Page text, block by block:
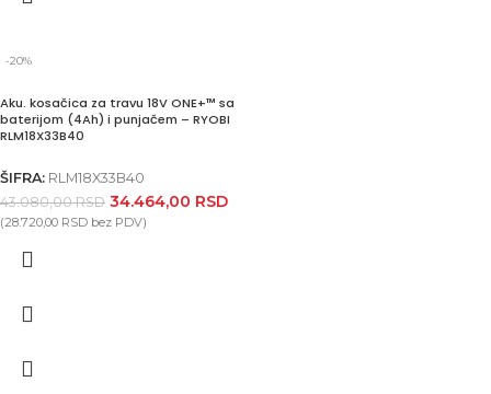
-20%
Aku. kosačica za travu 18V ONE+™ sa
baterijom (4Ah) i punjačem – RYOBI
RLM18X33B40
ŠIFRA: RLM18X33B40
43.080,00RSD 34.464,00 RSD
(28.720,00 RSD bez PDV)